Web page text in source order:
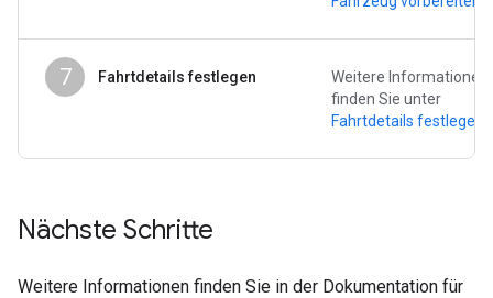
7 Fahrtdetails festlegen
Weitere Informationen
finden Sie unter
Fahrtdetails festlegen
Nächste Schritte
Weitere Informationen finden Sie in der Dokumentation für